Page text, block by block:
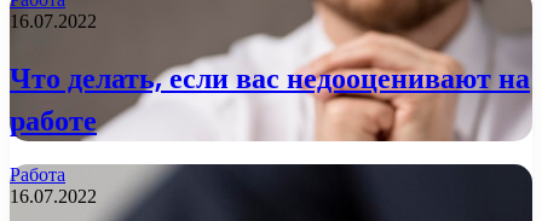
16.07.2022
Что делать, если вас недооценивают на
работе
Работа
16.07.2022